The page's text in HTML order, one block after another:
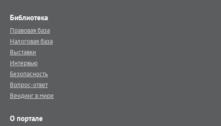
Библиотека
Правовая база
Налоговая база
Выставки
Интервью
Безопасность
Вопрос-ответ
Вендинг в мире
О портале